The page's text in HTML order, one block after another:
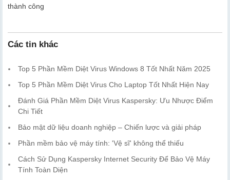
thành công
Các tin khác
Top 5 Phần Mềm Diệt Virus Windows 8 Tốt Nhất Năm 2025
Top 5 Phần Mềm Diệt Virus Cho Laptop Tốt Nhất Hiện Nay
Đánh Giá Phần Mềm Diệt Virus Kaspersky: Ưu Nhược Điểm
Chi Tiết
Bảo mật dữ liệu doanh nghiệp – Chiến lược và giải pháp
Phần mềm bảo vệ máy tính: 'Vệ sĩ' không thể thiếu
Cách Sử Dụng Kaspersky Internet Security Để Bảo Vệ Máy
Tính Toàn Diện